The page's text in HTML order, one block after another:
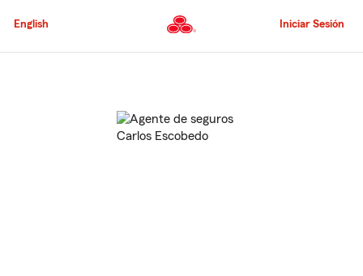
al
principal
English Iniciar Sesión